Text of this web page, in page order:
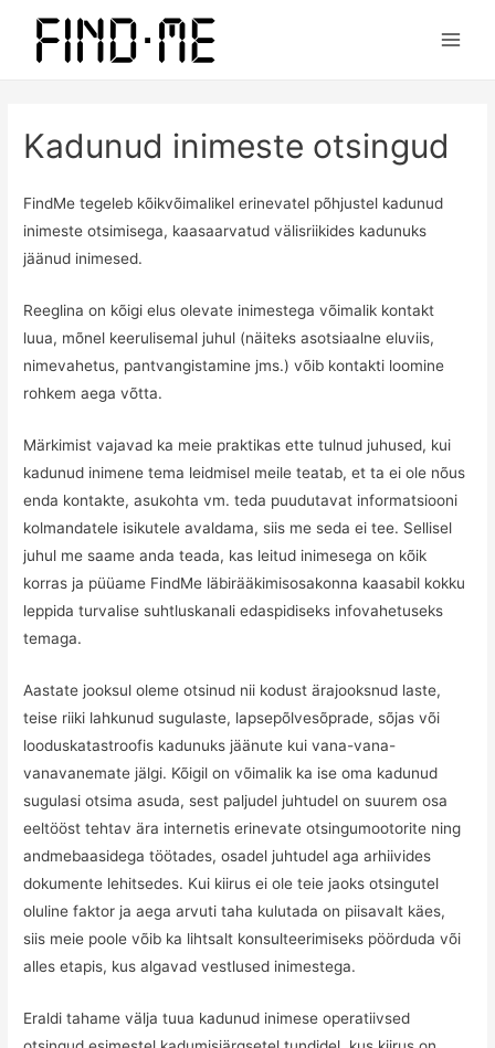
Kadunud inimeste otsingud
FindMe tegeleb kõikvõimalikel erinevatel põhjustel kadunud
inimeste otsimisega, kaasaarvatud välisriikides kadunuks
jäänud inimesed.
Reeglina on kõigi elus olevate inimestega võimalik kontakt
luua, mõnel keerulisemal juhul (näiteks asotsiaalne eluviis,
nimevahetus, pantvangistamine jms.) võib kontakti loomine
rohkem aega võtta.
Märkimist vajavad ka meie praktikas ette tulnud juhused, kui
kadunud inimene tema leidmisel meile teatab, et ta ei ole nõus
enda kontakte, asukohta vm. teda puudutavat informatsiooni
kolmandatele isikutele avaldama, siis me seda ei tee. Sellisel
juhul me saame anda teada, kas leitud inimesega on kõik
korras ja püüame FindMe läbirääkimisosakonna kaasabil kokku
leppida turvalise suhtluskanali edaspidiseks infovahetuseks
temaga.
Aastate jooksul oleme otsinud nii kodust ärajooksnud laste,
teise riiki lahkunud sugulaste, lapsepõlvesõprade, sõjas või
looduskatastroofis kadunuks jäänute kui vana-vana-
vanavanemate jälgi. Kõigil on võimalik ka ise oma kadunud
sugulasi otsima asuda, sest paljudel juhtudel on suurem osa
eeltööst tehtav ära internetis erinevate otsingumootorite ning
andmebaasidega töötades, osadel juhtudel aga arhiivides
dokumente lehitsedes. Kui kiirus ei ole teie jaoks otsingutel
oluline faktor ja aega arvuti taha kulutada on piisavalt käes,
siis meie poole võib ka lihtsalt konsulteerimiseks pöörduda või
alles etapis, kus algavad vestlused inimestega.
Eraldi tahame välja tuua kadunud inimese operatiivsed